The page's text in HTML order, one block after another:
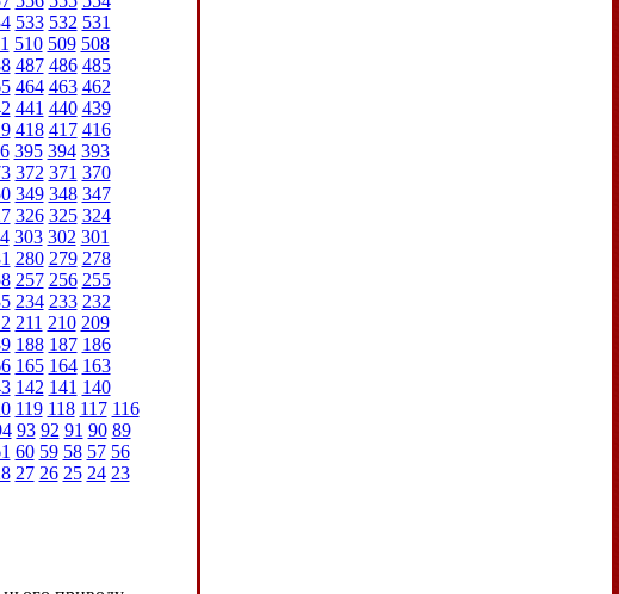
533 532 531
510 509 508
487 486 485
464 463 462
441 440 439
418 417 416
395 394 393
372 371 370
349 348 347
326 325 324
303 302 301
280 279 278
257 256 255
234 233 232
211 210 209
188 187 186
165 164 163
142 141 140
119 118 117 116
93 92 91 90 89
60 59 58 57 56
27 26 25 24 23